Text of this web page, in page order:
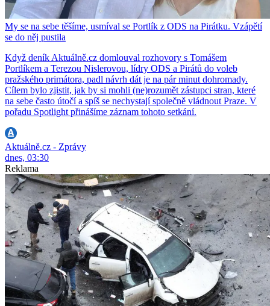
My se na sebe těšíme, usmíval se Portlík z ODS na Pirátku. Vzápětí
se do něj pustila
Když deník Aktuálně.cz domlouval rozhovory s Tomášem
Portlíkem a Terezou Nislerovou, lídry ODS a Pirátů do voleb
pražského primátora, padl návrh dát je na pár minut dohromady.
Cílem bylo zjistit, jak by si mohli (ne)rozumět zástupci stran, které
na sebe často útočí a spíš se nechystají společně vládnout Praze. V
pořadu Spotlight přinášíme záznam tohoto setkání.
Aktuálně.cz - Zprávy
dnes, 03:30
Reklama